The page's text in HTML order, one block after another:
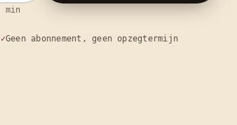
Geen abonnement, geen opzegtermijn